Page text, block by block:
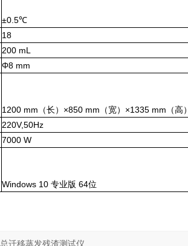
±0.5℃
18
200 mL
Φ8 mm
1 200 mm （长） ×850 mm （宽） ×1335 mm （高
220V,50Hz
7000 W
Windows 10 专业版 64位